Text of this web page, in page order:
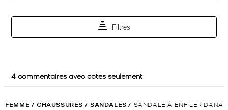
FEMME / CHAUSSURES / SANDALES / SANDALE À ENFILER DANA